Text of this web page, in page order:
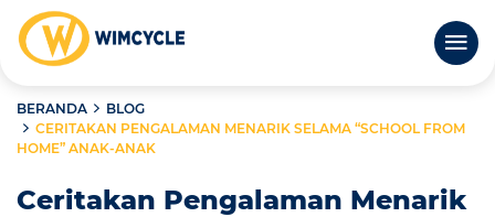
BERANDA
BLOG
CERITAKAN PENGALAMAN MENARIK SELAMA “SCHOOL FROM
HOME” ANAK-ANAK
Ceritakan Pengalaman Menarik